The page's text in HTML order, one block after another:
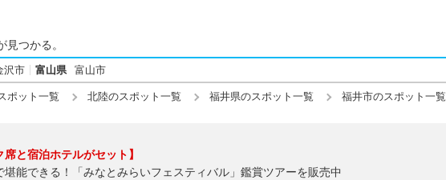
見つかる。
沢市 富山県 富山市
ポット一覧 北陸のスポット一覧 福井県のスポット一覧 福井市のスポット一覧
席と宿泊ホテルがセット】
堪能できる！「みなとみらいフェスティバル」鑑賞ツアーを販売中